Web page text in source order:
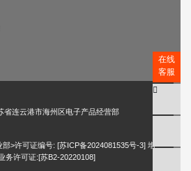
省连云港市海州区电子产品经营部
部>许可证编号: [苏ICP备2024081535号-3] 增
务许可证:[苏B2-20220108]
在线
客服